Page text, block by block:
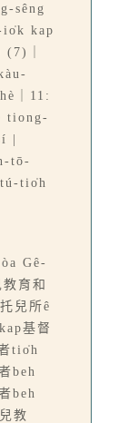
sêng
kap
｜
｜11:
tiong-
|
tō-
tio̍h
Gê-
育和
兒所ê
基督
tio̍h
beh
beh
教